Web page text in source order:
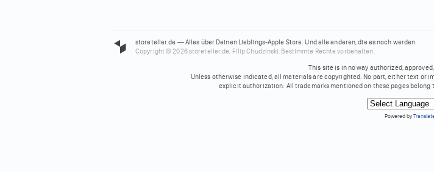
storeteller.de — Alles über Deinen Lieblings-Apple Store. Und alle anderen, die es noch werden.
Copyright © 2026 storeteller.de, Filip Chudzinski. Bestimmte Rechte vorbehalten.
This site is in no way authorized,
Unless otherwise indicated, all materials are copyrighted. No part, either text or
explicit authorization. All trademarks mentioned on these pages
Powered by